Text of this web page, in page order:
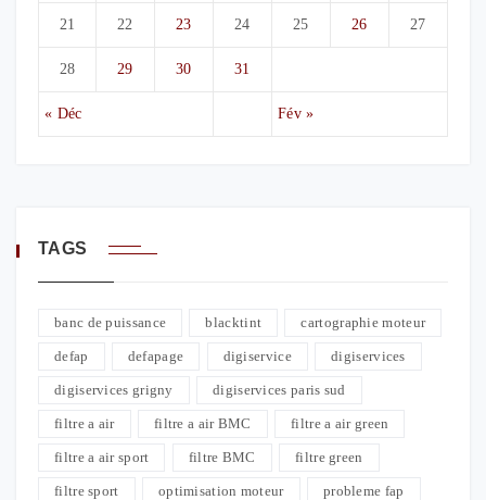
« Déc Fév »
21 22 23 24 25 26 27
28 29 30 31
TAGS
banc de puissance blacktint cartographie moteur
defap defapage digiservice digiservices
digiservices grigny digiservices paris sud
filtre a air filtre a air BMC filtre a air green
filtre a air sport filtre BMC filtre green
filtre sport optimisation moteur probleme fap